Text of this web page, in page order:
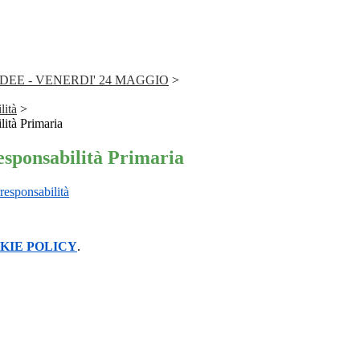
- VENERDI' 24 MAGGIO >
>
Primaria
Primaria
POLICY.